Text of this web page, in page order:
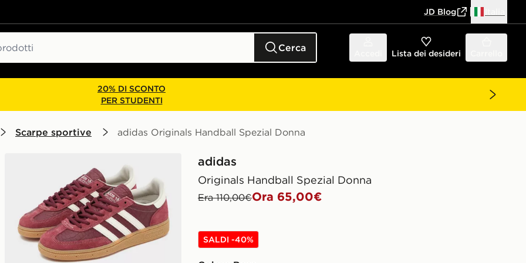
JD Blog
Cerca Lista dei desideri
20% DI SCONTO
PER STUDENTI
Scarpe sportive adidas Originals Handball Spezial Donna
adidas
Originals Handball Spezial Donna
Era 110,00€Ora 65,00€
SALDI -40%